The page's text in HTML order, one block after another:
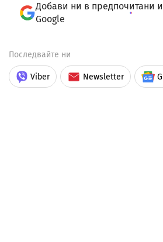
Добави ни в предпочитани
Google
Последвайте ни
Viber Newsletter